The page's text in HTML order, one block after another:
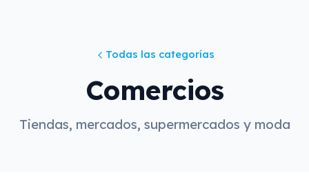
Todas las categorías
Comercios
Tiendas, mercados, supermercados y moda